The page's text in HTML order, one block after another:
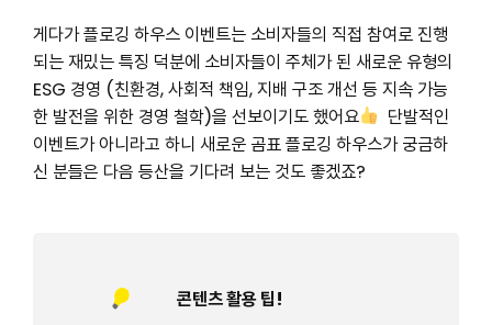
게다가 플로깅 하우스 이벤트는 소비자들의 직접 참여로 진행
되는 재밌는 특징 덕분에 소비자들이 주체가 된 새로운 유형의
ESG 경영 (친환경, 사회적 책임, 지배 구조 개선 등 지속 가능
한 발전을 위한 경영 철학)을 선보이기도 했어요
단발적인
이벤트가 아니라고 하니 새로운 곰표 플로깅 하우스가 궁금하
신 분들은 다음 등산을 기다려 보는 것도 좋겠죠?
콘텐츠 활용 팁!